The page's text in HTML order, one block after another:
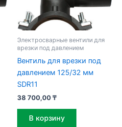
Электросварные вентили для
врезки под давлением
Вентиль для врезки под
давлением 125/32 мм
SDR11
38 700,00₸
В корзину